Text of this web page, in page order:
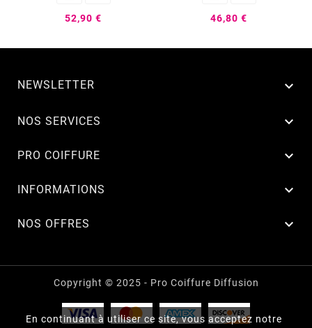
En continuant à utiliser ce site, vous acceptez notre
52,90 € 46,80 €
NEWSLETTER 
NOS SERVICES 
PRO COIFFURE 
INFORMATIONS 
NOS OFFRES 
Copyright © 2025 - Pro Coiffure Diffusion